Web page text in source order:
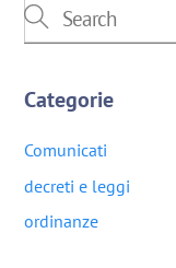
Categorie
Comunicati
decreti e leggi
ordinanze